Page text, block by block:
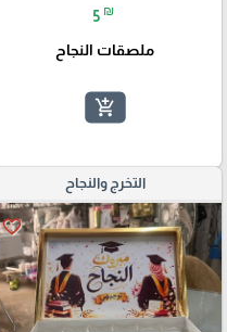
5 ₪
ملصقات النجاح
add_shopping_cart
التخرج والنجاح
favorite_border